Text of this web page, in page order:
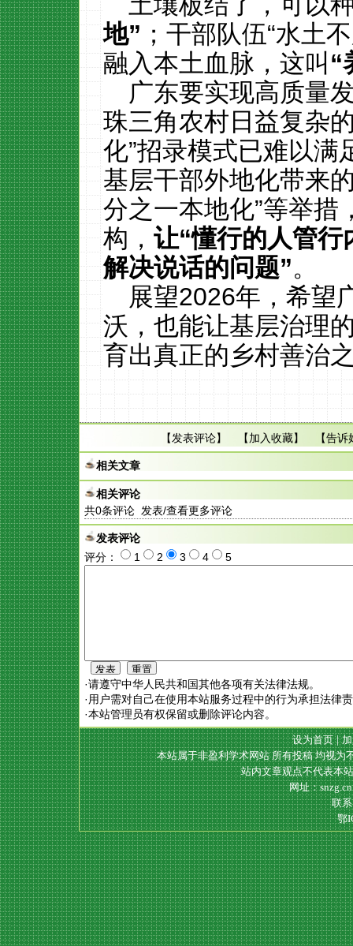
地” ；干部队伍“水土
融入本土血脉，这叫 “
广东要实现高质量
珠三角农村日益复杂
化”招录模式已难以满
基层干部外地化带来
分之一本地化”等举措
构， 让“懂行的人管行
解决说话的问题”。
展望2026年，希望
沃，也能让基层治理
育出真正的乡村善治
【发表评论】 【加入收藏】 【告诉
相关文章
相关评论
共0条评论 发表/查看更多评论
发表评论
评分：
1 2 3 4 5
·请遵守中华人民共和国其他各项有关法律法规。
·用户需对自己在使用本站服务过程中的行为承担法律
·本站管理员有权保留或删除评论内容。
设为首页|
本站属于非盈利学术网站 所有投稿 均视为
站内文章观点不代表本
网址：
联
鄂